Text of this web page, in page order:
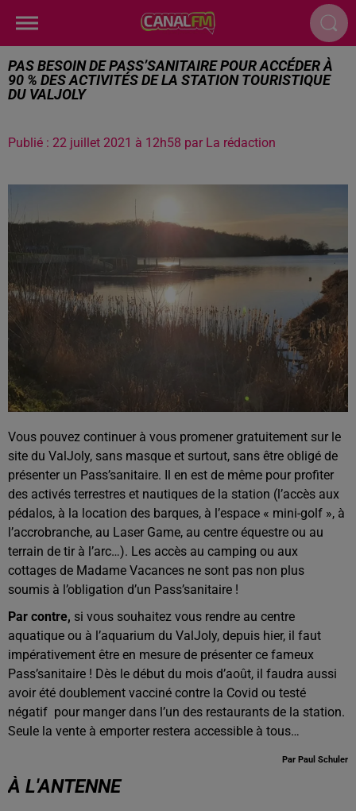
PAS BESOIN DE PASS’SANITAIRE POUR ACCÉDER À
90 % DES ACTIVITÉS DE LA STATION TOURISTIQUE
DU VALJOLY
Publié : 22 juillet 2021 à 12h58 par La rédaction
Vous pouvez continuer à vous promener gratuitement sur le
site du ValJoly, sans masque et surtout, sans être obligé de
présenter un Pass’sanitaire. Il en est de même pour profiter
des activés terrestres et nautiques de la station (l’accès aux
pédalos, à la location des barques, à l’espace « mini-golf », à
l’accrobranche, au Laser Game, au centre équestre ou au
terrain de tir à l’arc…). Les accès au camping ou aux
cottages de Madame Vacances ne sont pas non plus
soumis à l’obligation d’un Pass’sanitaire !
Par contre, si vous souhaitez vous rendre au centre
aquatique ou à l’aquarium du ValJoly, depuis hier, il faut
impérativement être en mesure de présenter ce fameux
Pass’sanitaire ! Dès le début du mois d’août, il faudra aussi
avoir été doublement vacciné contre la Covid ou testé
négatif pour manger dans l’un des restaurants de la station.
Seule la vente à emporter restera accessible à tous…
Par Paul Schuler
À L'ANTENNE